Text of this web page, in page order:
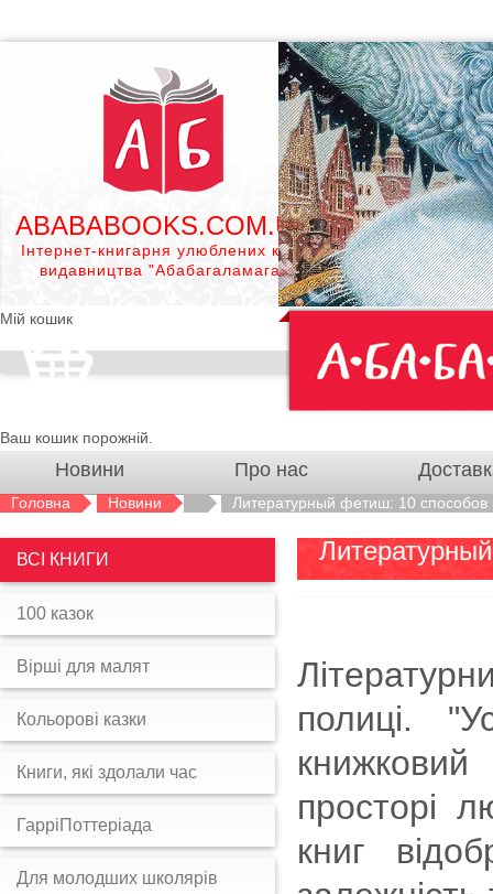
ABABABOOKS.COM.UA
Інтернет-книгарня улюблених книг
видавництва "Абабагаламага"
Мій кошик
Ваш кошик порожній.
Новини Про нас
Головна Новини Литературный фетиш: 10 способов
полиці.
просторі
книг
ВСІ КНИГИ
100 казок
Вірші для малят
Кольорові казки
Книги, які здолали час
ГарріПоттеріада
Для молодших школярів